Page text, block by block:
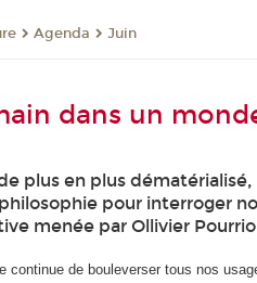
Agenda Juin
dans un
plus en plus
pour interroger
menée par Ollivier
continue de bouleverser tous nos